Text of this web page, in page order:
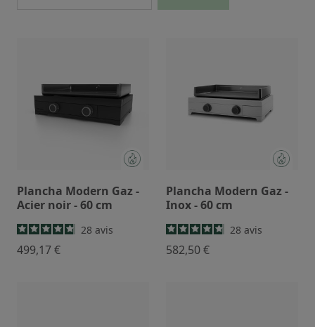
Plancha Modern Gaz -
Acier noir - 60 cm
28 avis
499,17 €
Plancha Modern Gaz -
Inox - 60 cm
28 avis
582,50 €